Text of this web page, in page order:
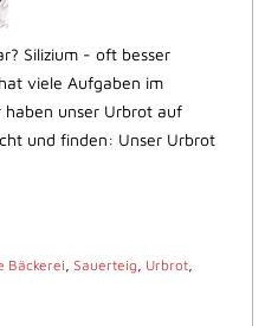
Silizium - oft besser
viele Aufgaben im
haben unser Urbrot auf
und finden: Unser Urbrot
Bäckerei, Sauerteig, Urbrot,